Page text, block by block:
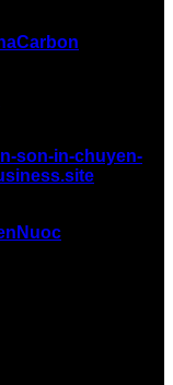
son-in-chuyen-